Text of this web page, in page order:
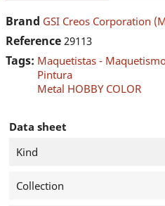
Brand GSI Creos Corporation
Reference 29113
Tags: Maquetistas -
Pintura
Metal HOBBY COLOR
Data sheet
Kind
Collection